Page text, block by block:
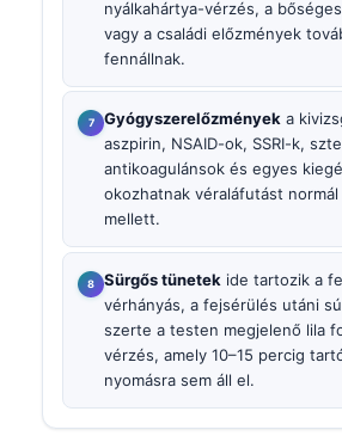
nyálkahártya-vérzés, a
vagy a családi előzmények
fennállnak.
Gyógyszerelőzmények a
aszpirin, NSAID-ok, SSRI-k,
antikoagulánsok és egyes
okozhatnak véraláfutást
mellett.
Sürgős tünetek ide tartozik a
vérhányás, a fejsérülés utáni
szerte a testen megjelenő lila
vérzés, amely 10–15 percig
nyomásra sem áll el.